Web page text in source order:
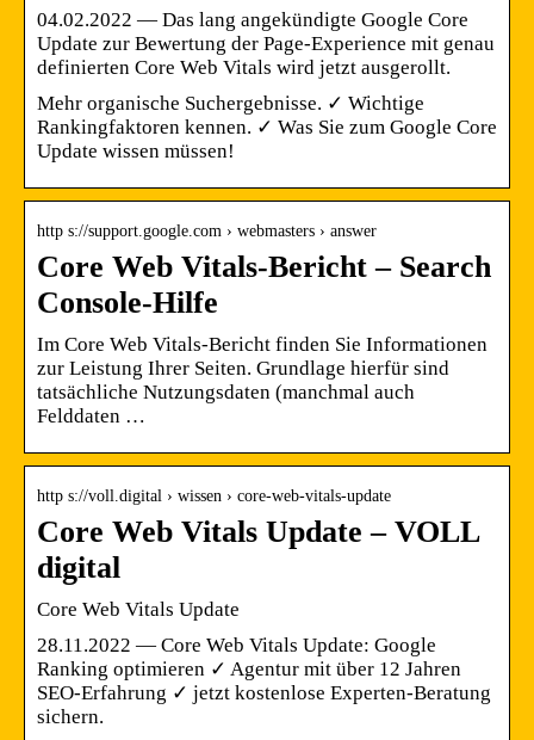
04.02.2022 — Das lang angekündigte Google Core
Update zur Bewertung der Page-Experience mit genau
definierten Core Web Vitals wird jetzt ausgerollt.
Mehr organische Suchergebnisse. ✓ Wichtige
Rankingfaktoren kennen. ✓ Was Sie zum Google Core
Update wissen müssen!
http s://support.google.com › webmasters › answer
Core Web Vitals-Bericht – Search
Console-Hilfe
Im Core Web Vitals-Bericht finden Sie Informationen
zur Leistung Ihrer Seiten. Grundlage hierfür sind
tatsächliche Nutzungsdaten (manchmal auch
Felddaten …
http s://voll.digital › wissen › core-web-vitals-update
Core Web Vitals Update – VOLL
digital
Core Web Vitals Update
28.11.2022 — Core Web Vitals Update: Google
Ranking optimieren ✓ Agentur mit über 12 Jahren
SEO-Erfahrung ✓ jetzt kostenlose Experten-Beratung
sichern.